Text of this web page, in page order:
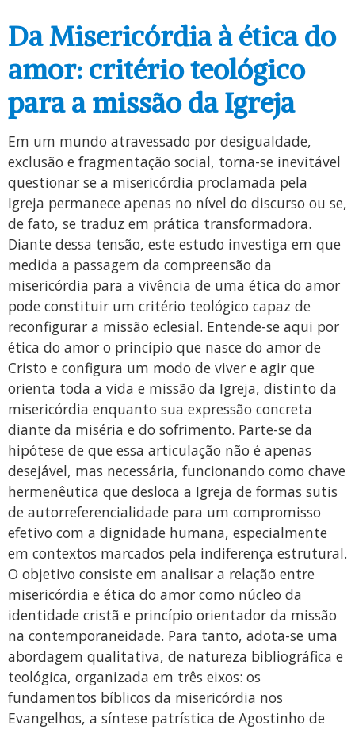
Da Misericórdia à ética do
amor: critério teológico
para a missão da Igreja
Em um mundo atravessado por desigualdade,
exclusão e fragmentação social, torna-se inevitável
questionar se a misericórdia proclamada pela
Igreja permanece apenas no nível do discurso ou se,
de fato, se traduz em prática transformadora.
Diante dessa tensão, este estudo investiga em que
medida a passagem da compreensão da
misericórdia para a vivência de uma ética do amor
pode constituir um critério teológico capaz de
reconfigurar a missão eclesial. Entende-se aqui por
ética do amor o princípio que nasce do amor de
Cristo e configura um modo de viver e agir que
orienta toda a vida e missão da Igreja, distinto da
misericórdia enquanto sua expressão concreta
diante da miséria e do sofrimento. Parte-se da
hipótese de que essa articulação não é apenas
desejável, mas necessária, funcionando como chave
hermenêutica que desloca a Igreja de formas sutis
de autorreferencialidade para um compromisso
efetivo com a dignidade humana, especialmente
em contextos marcados pela indiferença estrutural.
O objetivo consiste em analisar a relação entre
misericórdia e ética do amor como núcleo da
identidade cristã e princípio orientador da missão
na contemporaneidade. Para tanto, adota-se uma
abordagem qualitativa, de natureza bibliográfica e
teológica, organizada em três eixos: os
fundamentos bíblicos da misericórdia nos
Evangelhos, a síntese patrística de Agostinho de